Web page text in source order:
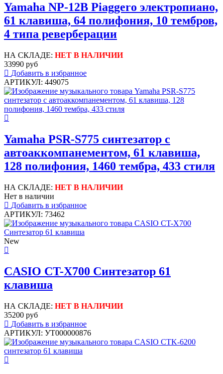
Yamaha NP-12B Piaggero электропиано,
61 клавиша, 64 полифония, 10 тембров,
4 типа реверберации
НА СКЛАДЕ: НЕТ В НАЛИЧИИ
33990 руб
Добавить в избранное
АРТИКУЛ: 449075
Yamaha PSR-S775 синтезатор с
автоаккомпанементом, 61 клавиша,
128 полифония, 1460 тембра, 433 стиля
НА СКЛАДЕ: НЕТ В НАЛИЧИИ
Нет в наличии
Добавить в избранное
АРТИКУЛ: 73462
New
CASIO CT-X700 Синтезатор 61
клавиша
НА СКЛАДЕ: НЕТ В НАЛИЧИИ
35200 руб
Добавить в избранное
АРТИКУЛ: УТ000000876